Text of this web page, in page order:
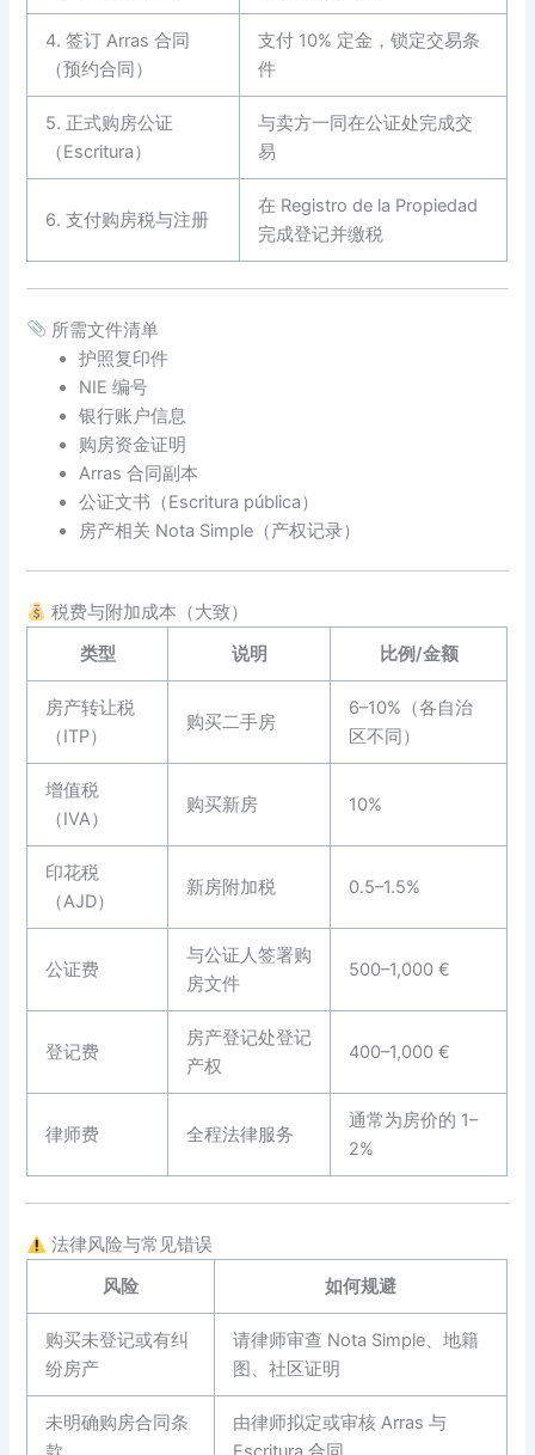
4. 签订 Arras 合同
（预约合同）
支付 10% 定金，锁定交易条
件
5. 正式购房公证
（Escritura）
与卖方一同在公证处完成交
易
6. 支付购房税与注册
在 Registro de la Propiedad
完成登记并缴税
所需文件清单
护照复印件
NIE 编号
银行账户信息
购房资金证明
Arras 合同副本
公证文书（Escritura pública）
房产相关 Nota Simple（产权记录）
税费与附加成本（大致）
类型
说明 比例/金额
房产转让税
（ITP）
购买二手房
6–10%（各自治
区不同）
增值税
（IVA）
购买新房 10%
印花税
（AJD）
新房附加税 0.5–1.5%
公证费
与公证人签署购
房文件
500–1,000 €
登记费
房产登记处登记
产权
400–1,000 €
律师费 全程法律服务
通常为房价的 1–
2%
法律风险与常见错误
风险
如何规避
购买未登记或有纠
纷房产
请律师审查 Nota Simple、地籍
图、社区证明
未明确购房合同条
由律师拟定或审核 Arras 与